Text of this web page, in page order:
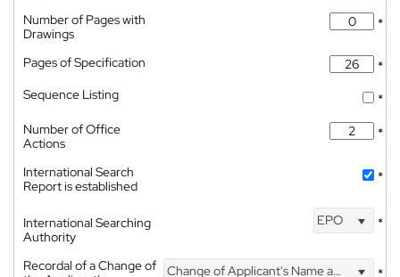
Number of Pages with
Drawings
*
Pages of Specification
*
Sequence Listing
*
Number of Office
Actions
*
International Search
Report is established
*
International Searching
Authority
EPO *
Recordal of a Change of
Change of Applicant's Name and Address *